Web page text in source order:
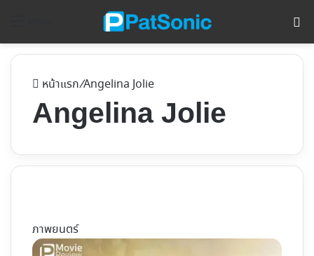
หน้าแรก/Angelina Jolie
Angelina Jolie
ภาพยนตร์